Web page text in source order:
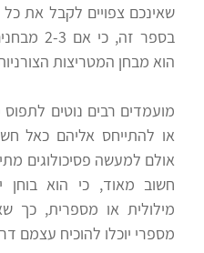
מבחנים
פסיכוטכניים
מבחני
אישיות
אדם
מילא
הכנה
לצה"ל
בתי
ספר
יסודיים
וחטיבות
ביניים
שאינכם צפויים לקבל את כל
בספר
הוא מבחן המטריצות
מועמדים רבים נוטים
או להתייחס אליהם כאל
אולם למעשה פסיכולוגים
חשוב מאוד, כי הוא בוחן
מילולית או מספרית, כך
מספרי יוכלו להוכיח עצמם